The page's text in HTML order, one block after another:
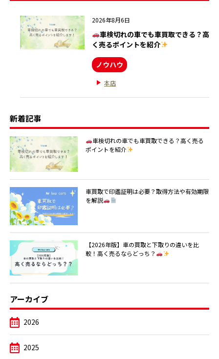
2026年8月6日
車検切れの車でも車買取できる？高
く売るポイントを紹介
ノウハウ
本店
新着記事
車検切れの車でも車買取できる？高く売る
ポイントを紹介
車買取で印鑑証明は必要？取得方法や有効期限
を解説
【2026年版】車の買取と下取りの違いを比
較！高く売るならどっち？
アーカイブ
2026
2025